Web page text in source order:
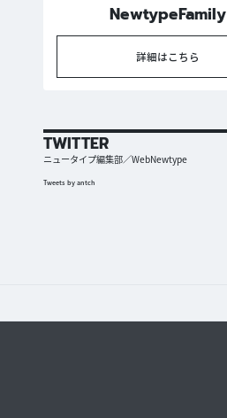
NewtypeFamily
詳細はこちら
TWITTER
ニュータイプ編集部／WebNewtype
Tweets by antch